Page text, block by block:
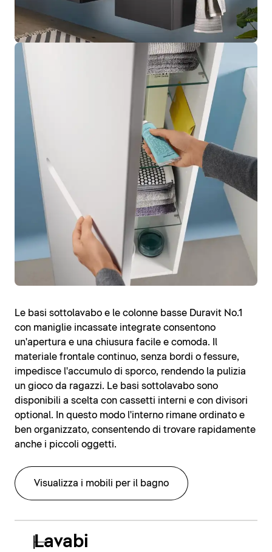
Le basi sottolavabo e le colonne basse Duravit No.1
con maniglie incassate integrate consentono
un'apertura e una chiusura facile e comoda. Il
materiale frontale continuo, senza bordi o fessure,
impedisce l'accumulo di sporco, rendendo la pulizia
un gioco da ragazzi. Le basi sottolavabo sono
disponibili a scelta con cassetti interni e con divisori
optional. In questo modo l'interno rimane ordinato e
ben organizzato, consentendo di trovare rapidamente
anche i piccoli oggetti.
Visualizza i mobili per il bagno
Lavabi